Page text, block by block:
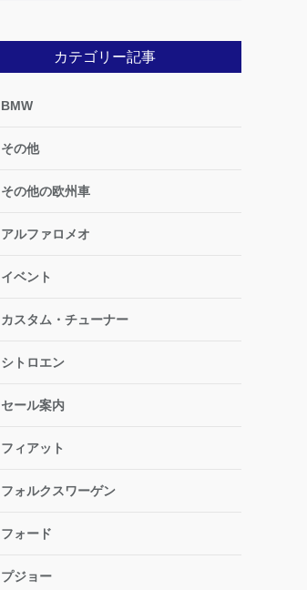
カテゴリー記事
BMW
その他
その他の欧州車
アルファロメオ
イベント
カスタム・チューナー
シトロエン
セール案内
フィアット
フォルクスワーゲン
フォード
プジョー